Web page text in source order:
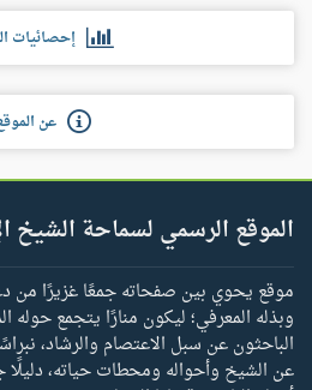
إحصائيات
عن
الموقع الرسمي لسماحة الشيخ
موقع يحوي بين صفحاته جمعًا غزيرًا من
وبذله المعرفي؛ ليكون منارًا يتجمع حوله
الباحثون عن سبل الاعتصام والرشاد،
عن الشيخ وأحواله ومحطات حياته، دليلًا